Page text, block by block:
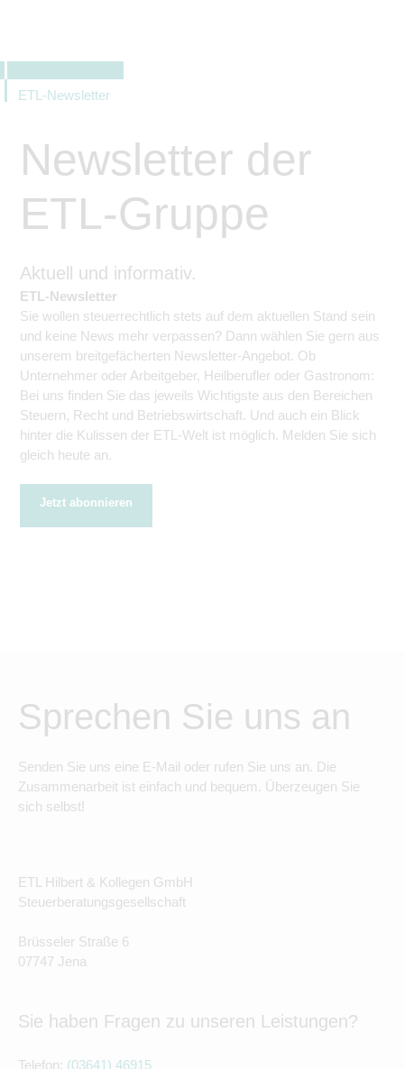
ETL-Newsletter
Newsletter der
ETL-Gruppe
Aktuell und informativ.
ETL-Newsletter
Sie wollen steuerrechtlich stets auf dem aktuellen Stand sein
und keine News mehr verpassen? Dann wählen Sie gern aus
unserem breitgefächerten Newsletter-Angebot. Ob
Unternehmer oder Arbeitgeber, Heilberufler oder Gastronom:
Bei uns finden Sie das jeweils Wichtigste aus den Bereichen
Steuern, Recht und Betriebswirtschaft. Und auch ein Blick
hinter die Kulissen der ETL-Welt ist möglich. Melden Sie sich
gleich heute an.
Jetzt abonnieren
Sprechen Sie uns an
Senden Sie uns eine E-Mail oder rufen Sie uns an. Die
Zusammenarbeit ist einfach und bequem. Überzeugen Sie
sich selbst!
ETL Hilbert & Kollegen GmbH
Steuerberatungsgesellschaft
Brüsseler Straße 6
07747 Jena
Sie haben Fragen zu unseren Leistungen?
Telefon: (03641) 46915